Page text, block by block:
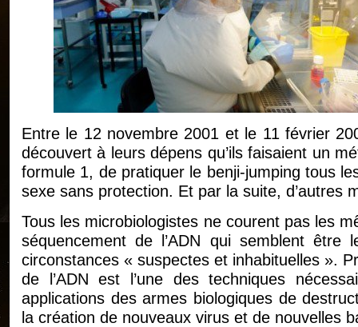
Entre le 12 novembre 2001 et le 11 février
découvert à leurs dépens qu’ils faisaient un
formule 1, de pratiquer le benji-jumping tous
sexe sans protection. Et par la suite, d’autres
Tous les microbiologistes ne courent pas les
séquencement de l’ADN qui semblent
circonstances « suspectes et inhabituelles ».
de l’ADN est l’une des techniques
applications des armes biologiques de
la création de nouveaux virus et de nouvelles